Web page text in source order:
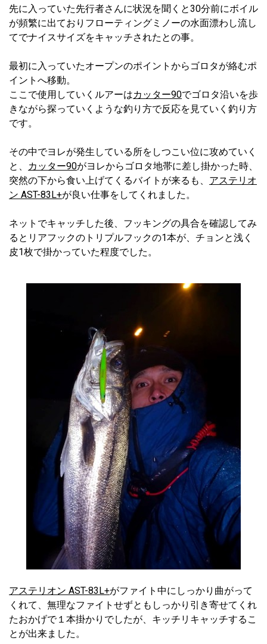
先に入っていた先行者さんに状況を聞くと30分前にボイル
が頻繁に出ておりフローティングミノーの水面漂わし流し
てでナイスサイズをキャッチされたとの事。
最初に入っていたオープンのポイントからゴロタが絡むポ
イントへ移動。
ここで使用していくルアーはカッター90でゴロタ沿いを歩
きながら探っていくような釣り方で反応を見ていく釣り方
です。
その中でヨレが発生している所をしつこい位に攻めていく
と、
カッター90がヨレからゴロタ地帯に差し掛かった時、
突然の下から食い上げてくるバイトが来るも、 アステリオ
ン AST-83L+が良い仕事をしてくれました。
ネットでキャッチした後、フッキングの具合を確認してみ
るとリアフックのトリプルフックの1本が、チョンと浅く
皮1枚で掛かっていた程度でした。
アステリオン AST-83L+がファイト中にしっかり曲がって
くれて、無理なファイトせずともしっかり引き寄せてくれ
たおかげで１本掛かりでしたが、キッチリキャッチするこ
とが出来ました。